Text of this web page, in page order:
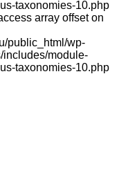
taxonomies-10.php
array offset on
public_html/wp-
module-
taxonomies-10.php